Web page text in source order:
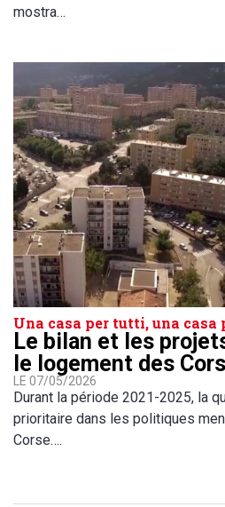
mostra…
Una casa per tutti, una casa
Le bilan et les
le logement des
LE 07/05/2026
Durant la période 2021-2025, la
prioritaire dans les politiques
Corse….